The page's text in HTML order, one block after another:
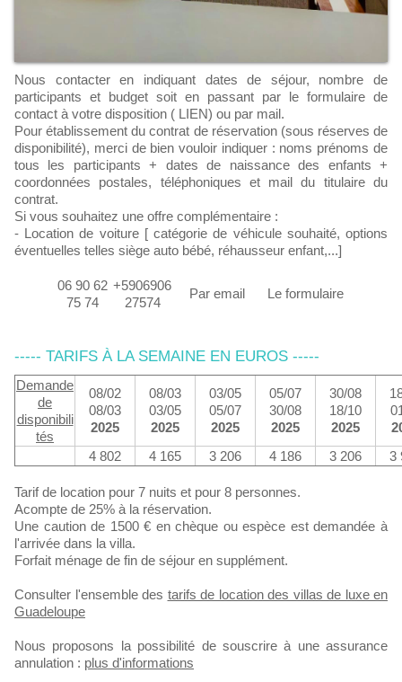
Nous contacter en indiquant dates de séjour, nombre de
participants et budget soit en passant par le formulaire de
contact à votre disposition ( LIEN) ou par mail.
Pour établissement du contrat de réservation (sous réserves de
disponibilité), merci de bien vouloir indiquer : noms prénoms de
tous les participants + dates de naissance des enfants +
coordonnées postales, téléphoniques et mail du titulaire du
contrat.
Si vous souhaitez une offre complémentaire :
- Location de voiture [ catégorie de véhicule souhaité, options
éventuelles telles siège auto bébé, réhausseur enfant,...]
06 90 62
75 74
+5906906
27574
Par email Le formulaire
----- TARIFS À LA SEMAINE EN EUROS -----
Demande
​de
disponibili
tés
08/02
08/03
2025
08/03
03/05
2025
03/05
05/07
2025
05/07
30/08
2025
30/08
18/10
2025
4 802
4 165 3 206 4 186 3 206 3
Tarif de location pour 7 nuits et pour 8 personnes.
Acompte de 25% à la réservation.
Une caution de 1500 € en chèque ou espèce est demandée à
l'arrivée dans la villa.
Forfait ménage de fin de séjour en supplément.
Consulter l'ensemble des tarifs de location des villas de luxe en
Guadeloupe
Nous proposons la possibilité de souscrire à une assurance
annulation : plus d'informations